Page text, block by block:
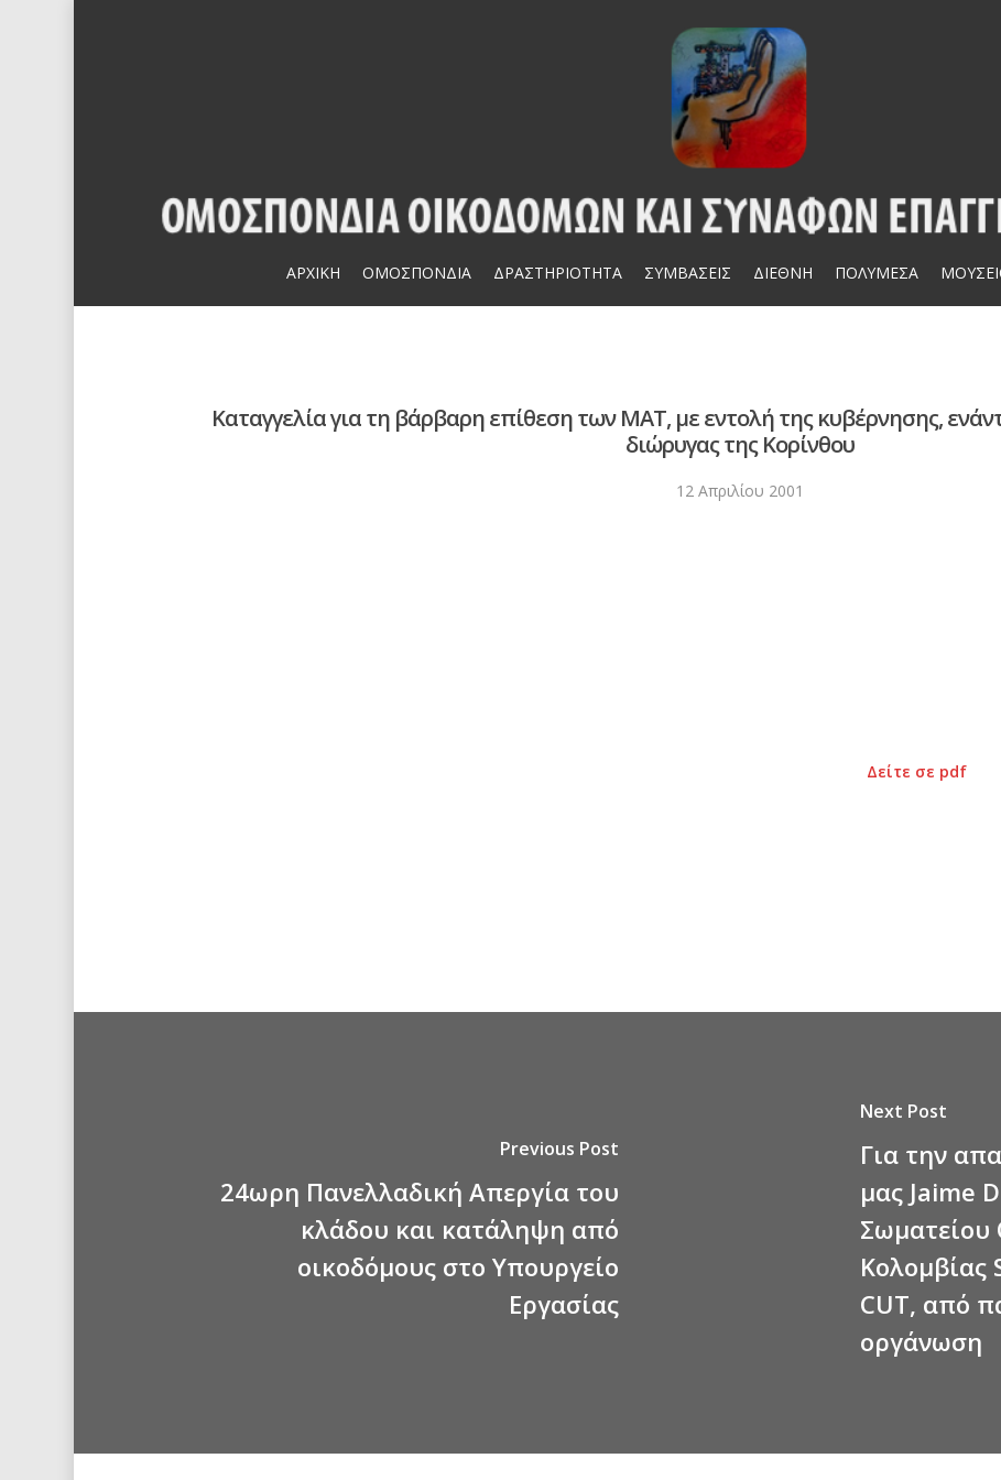
ΑΡΧΙΚΗ ΟΜΟΣΠΟΝΔΙΑ ΔΡΑΣΤΗΡΙΟΤΗΤΑ ΣΥΜΒΑΣΕΙΣ ΔΙΕΘΝΗ ΠΟΛΥΜΕΣΑ
Καταγγελία για τη βάρβαρη επίθεση των ΜΑΤ, με εντολή της κυβέρνησης,
διώρυγας της Κορίνθου
12 Απριλίου 2001
Δείτε σε pdf
Previous Post
24ωρη Πανελλαδική Απεργία του
κλάδου και κατάληψη από
οικοδόμους στο Υπουργείο
Εργασίας
Next Post
Για την
μας Jaime
Σωματείου
Κολομβίας
CUT, από
οργάνωση